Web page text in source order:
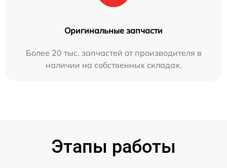
Оригинальные запчасти
Более 20 тыс. запчастей от производителя в
наличии на собственных складах.
Этапы работы